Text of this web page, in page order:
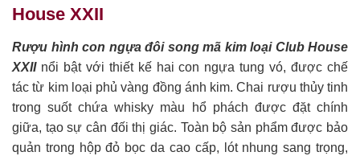
House XXII
Rượu hình con ngựa đôi song mã kim loại Club House
XXIInổi bật với thiết kế hai con ngựa tung vó, được chế
tác từ kim loại phủ vàng đồng ánh kim. Chai rượu thủy tinh
trong suốt chứa whisky màu hổ phách được đặt chính
giữa, tạo sự cân đối thị giác. Toàn bộ sản phẩm được bảo
quản trong hộp đỏ bọc da cao cấp, lót nhung sang trọng,